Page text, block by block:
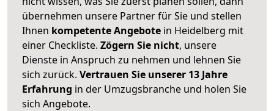
übernehmen unsere Partner für Sie und stellen
Ihnen kompetente Angebote in Heidelberg mit
einer Checkliste. Zögern Sie nicht, unsere
Dienste in Anspruch zu nehmen und lehnen Sie
sich zurück. Vertrauen Sie unserer 13 Jahre
Erfahrung in der Umzugsbranche und holen Sie
sich Angebote.